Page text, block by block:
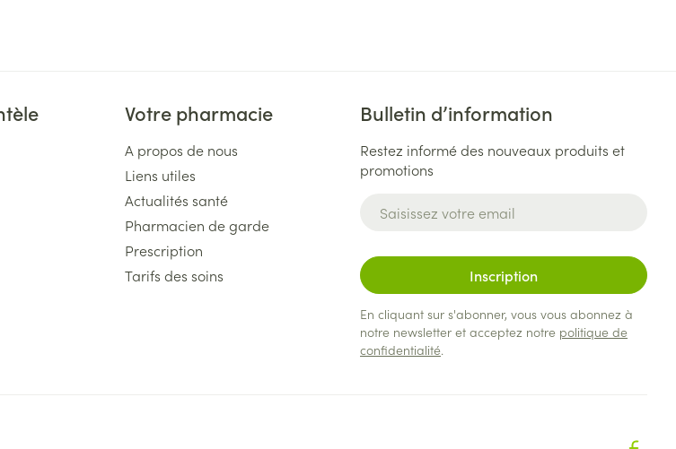
Votre pharmacie
A propos de nous
Liens utiles
Actualités santé
Pharmacien de garde
Prescription
Tarifs des soins
Bulletin d’information
Restez informé des nouveaux produits et
promotions
Inscription
En cliquant sur s'abonner, vous vous abonnez à
notre newsletter et acceptez notre politique de
confidentialité.